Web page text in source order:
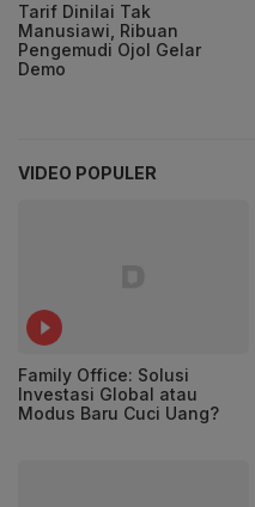
Tarif Dinilai Tak
Manusiawi, Ribuan
Pengemudi Ojol Gelar
Demo
VIDEO POPULER
Family Office: Solusi
Investasi Global atau
Modus Baru Cuci Uang?